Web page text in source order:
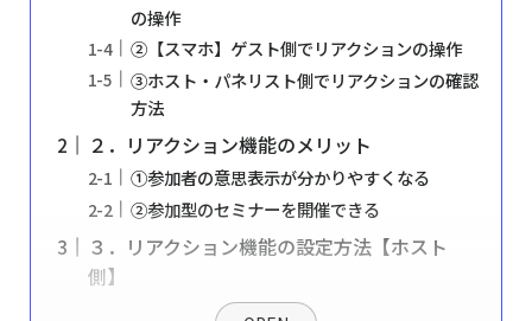
の操作
②【スマホ】ゲスト側でリアクションの操作
③ホスト・パネリスト側でリアクションの確認
方法
２．リアクション機能のメリット
①参加者の意思表示が分かりやすくなる
②参加型のセミナーを開催できる
３．リアクション機能の設定方法【ホスト
側】